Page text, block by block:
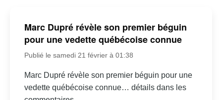
Marc Dupré révèle son premier béguin
pour une vedette québécoise connue
Publié le samedi 21 février à 01:38
Marc Dupré révèle son premier béguin pour une
vedette québécoise connue… détails dans les